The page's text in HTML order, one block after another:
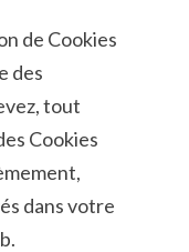
de Cookies
des
tout
Cookies
dans votre